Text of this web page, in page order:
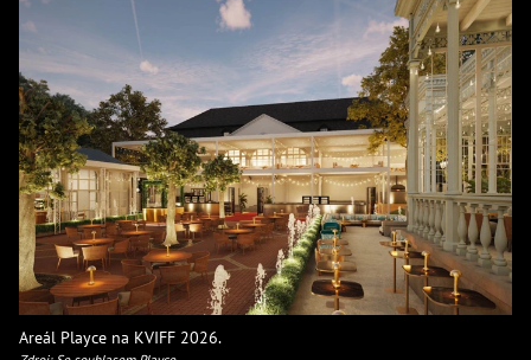
Areál Playce na KVIFF 2026.